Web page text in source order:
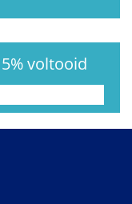
5%voltooid